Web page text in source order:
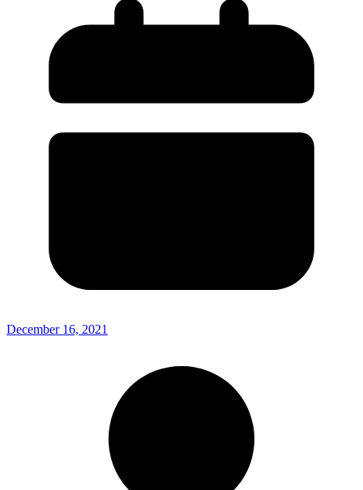
December 16, 2021